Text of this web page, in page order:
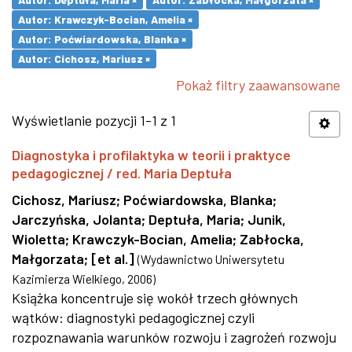
Autor: Krawczyk-Bocian, Amelia ×
Autor: Poćwiardowska, Blanka ×
Autor: Cichosz, Mariusz ×
Pokaż filtry zaawansowane
Wyświetlanie pozycji 1-1 z 1
Diagnostyka i profilaktyka w teorii i praktyce
pedagogicznej / red. Maria Deptuła
Cichosz, Mariusz; Poćwiardowska, Blanka;
Jarczyńska, Jolanta; Deptuła, Maria; Junik,
Wioletta; Krawczyk-Bocian, Amelia; Zabłocka,
Małgorzata; [et al.] (Wydawnictwo Uniwersytetu
Kazimierza Wielkiego, 2006)
Książka koncentruje się wokół trzech głównych
wątków: diagnostyki pedagogicznej czyli
rozpoznawania warunków rozwoju i zagrożeń rozwoju